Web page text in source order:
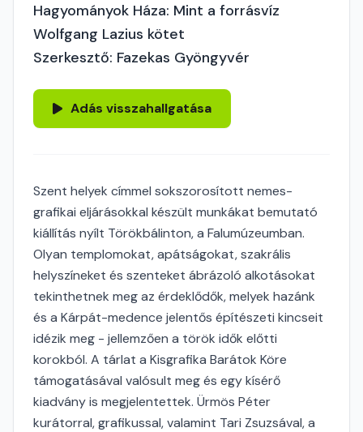
Hagyományok Háza: Mint a forrásvíz
Wolfgang Lazius kötet
Szerkesztő: Fazekas Gyöngyvér
Adás visszahallgatása
Szent helyek címmel sokszorosított nemes-
grafikai eljárásokkal készült munkákat bemutató
kiállítás nyílt Törökbálinton, a Falumúzeumban.
Olyan templomokat, apátságokat, szakrális
helyszíneket és szenteket ábrázoló alkotásokat
tekinthetnek meg az érdeklődők, melyek hazánk
és a Kárpát-medence jelentős építészeti kincseit
idézik meg - jellemzően a török idők előtti
korokból. A tárlat a Kisgrafika Barátok Köre
támogatásával valósult meg és egy kísérő
kiadvány is megjelentettek. Ürmös Péter
kurátorral, grafikussal, valamint Tari Zsuzsával, a